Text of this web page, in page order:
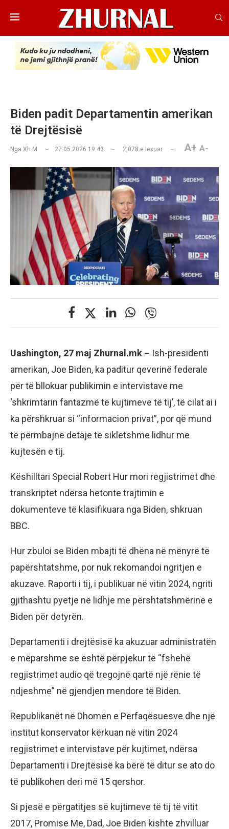
Biden padit Departamentin amerikan
të Drejtësisë
Nga Xh M 27.05.2026 19:43 2,078 e lexuar A+ A-
Uashington, 27 maj Zhurnal.mk – Ish-presidenti
amerikan, Joe Biden, ka paditur qeverinë federale
për të bllokuar publikimin e intervistave me
‘shkrimtarin fantazmë të kujtimeve të tij’, të cilat ai i
ka përshkruar si “informacion privat”, por që mund
të përmbajnë detaje të sikletshme lidhur me
kujtesën e tij.
Këshilltari Special Robert Hur mori regjistrimet dhe
transkriptet ndërsa hetonte trajtimin e
dokumenteve të klasifikuara nga Biden, shkruan
BBC.
Hur zbuloi se Biden mbajti të dhëna në mënyrë të
papërshtatshme, por nuk rekomandoi ngritjen e
akuzave. Raporti i tij, i publikuar në vitin 2024, ngriti
gjithashtu pyetje në lidhje me përshtatshmërinë e
Biden për detyrën.
Departamenti i drejtësisë ka akuzuar administratën
e mëparshme se është përpjekur të “fshehë
regjistrimet audio që tregojnë qartë një rënie të
ndjeshme” në gjendjen mendore të Biden.
Republikanët në Dhomën e Përfaqësuesve dhe një
institut konservator kërkuan në vitin 2024
regjistrimet e intervistave për kujtimet, ndërsa
Departamenti i Drejtësisë ka bërë të ditur se ato do
të publikohen deri më 15 qershor.
Si pjesë e përgatitjes së kujtimeve të tij të vitit
2017, Promise Me, Dad, Joe Biden kishte zhvilluar